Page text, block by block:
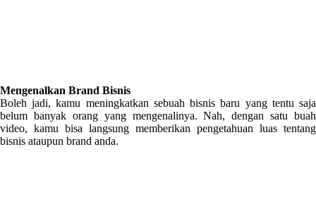
Mengenalkan Brand Bisnis
Boleh jadi, kamu meningkatkan sebuah bisnis baru yang tentu saja
belum banyak orang yang mengenalinya. Nah, dengan satu buah
video, kamu bisa langsung memberikan pengetahuan luas tentang
bisnis ataupun brand anda.